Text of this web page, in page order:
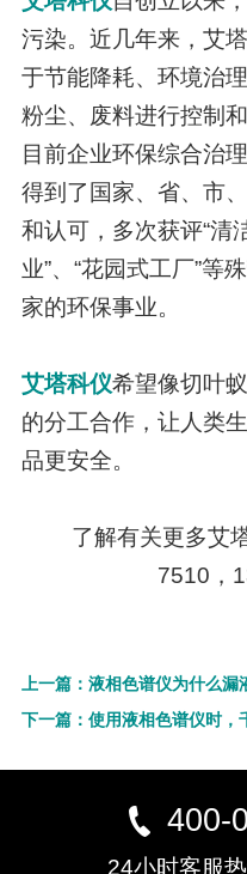
污染。近几年来，艾
于节能降耗、环境治
粉尘、废料进行控制
目前企业环保综合治
得到了国家、省、市
和认可，多次获评“清
业”、“花园式工厂”等
家的环保事业。
艾塔科仪希望像切叶
的分工合作，让人类
品更安全。
了解有关更多艾塔
7510，
上一篇：液相色谱仪为什么漏
下一篇：使用液相色谱仪时，
400-
24小时客服